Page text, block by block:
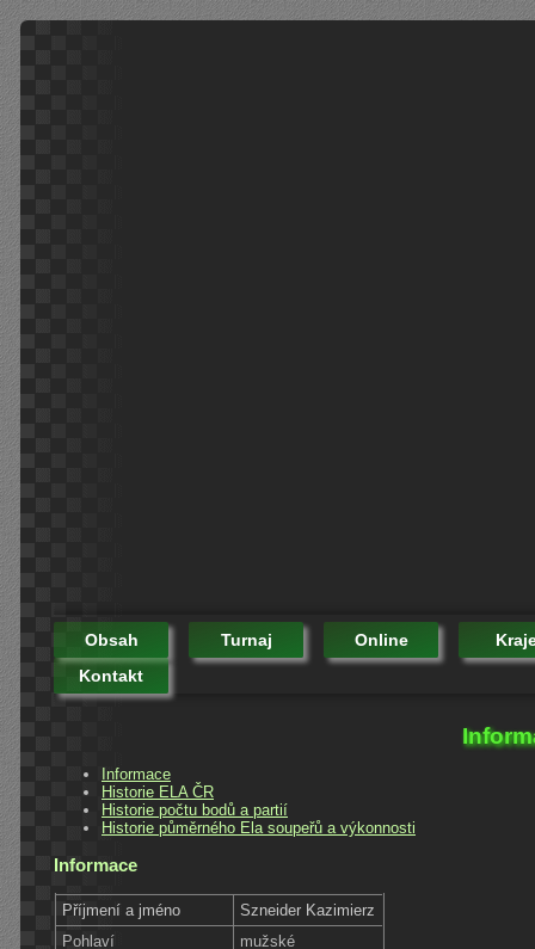
Obsah Turnaj Online
Kontakt
Informace
Historie ELA ČR
Historie počtu bodů a partií
Historie půměrného Ela soupeřů a výkonnosti
Informace
Příjmení a jméno
Szneider Kazimierz
Pohlaví
mužské